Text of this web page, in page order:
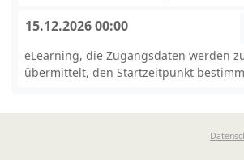
15.12.2026 00:00
eLearning, die Zugangsdaten werden
übermittelt, den Startzeitpunkt